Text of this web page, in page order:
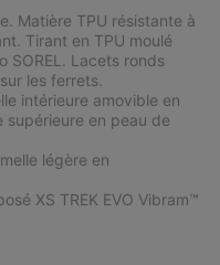
Matière TPU résistante à
Tirant en TPU moulé
SOREL. Lacets ronds
les ferrets.
intérieure amovible en
supérieure en peau de
légère en
XS TREK EVO Vibram™